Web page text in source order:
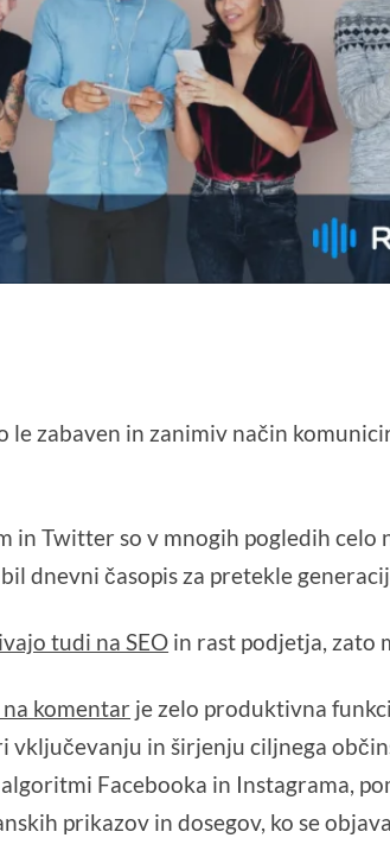
le zabaven in zanimiv način
in Twitter so v mnogih pogledih celo
dnevni časopis za pretekle
tudi na SEO in rast podjetja, zato
komentar je zelo produktivna
vključevanju in širjenju ciljnega
Facebooka in Instagrama,
prikazov in dosegov, ko se